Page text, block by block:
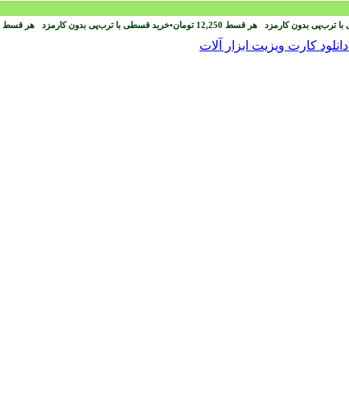
ترب‌پی بدون کارمزد هر قسط 12,250 تومان•خرید قسطی با ترب‌پی بدون کارمزد هر قسط